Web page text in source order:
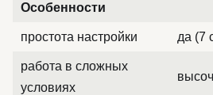
Особенности
простота настройки да (7
работа в сложных
условиях